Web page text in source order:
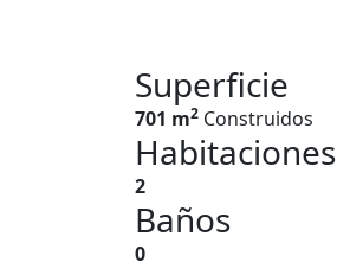
Superficie
701 m2 Construidos
Habitaciones
2
Baños
0